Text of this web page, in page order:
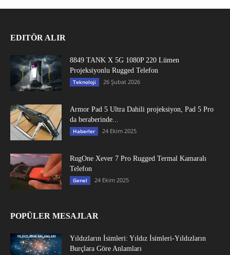
EDITÖR ALIR
8849 TANK X 5G 1080P 220 Lümen
Projeksiyonlu Rugged Telefon
Teknoloji 26 Şubat 2026
Armor Pad 5 Ultra Dahili projeksiyon, Pad 5 Pro
da beraberinde...
Haberler 24 Ekim 2025
RugOne Xever 7 Pro Rugged Termal Kamaralı
Telefon
Genel 24 Ekim 2025
POPÜLER MESAJLAR
Yıldızların İsimleri: Yıldız İsimleri-Yıldızların
Burçlara Göre Anlamları